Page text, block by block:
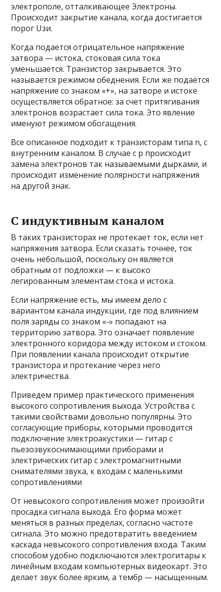
электрополе, отталкивающее Электроны.
Происходит закрытие канала, когда достигается
порог Uзи.
Когда подается отрицательное напряжение
затвора — истока, стоковая сила тока
уменьшается. Транзистор закрывается. Это
называется режимом обеднения. Если же подаётся
напряжение со знаком «+», на затворе и истоке
осуществляется обратное: за счет притягивания
электронов возрастает сила тока. Это явление
именуют режимом обогащения.
Все описанное подходит к транзисторам типа n, с
внутренним каналом. В случае с p происходит
замена электронов так называемыми дырками, и
происходит изменение полярности напряжения
на другой знак.
С индуктивным каналом
В таких транзисторах не протекает ток, если нет
напряжения затвора. Если сказать точнее, ток
очень небольшой, поскольку он является
обратным от подложки — к высоко
легированным элементам стока и истока.
Если напряжение есть, мы имеем дело с
вариантом канала индукции, где под влиянием
поля заряды со знаком «-» попадают на
территорию затвора. Это означает появление
электронного коридора между истоком и стоком.
При появлении канала происходит открытие
транзистора и протекание через него
электричества.
Приведем пример практического применения
высокого сопротивления выхода. Устройства с
такими свойствами довольно популярны. Это
согласующие приборы, которыми проводится
подключение электроакустики — гитар с
пьезозвукоснимающими приборами и
электрических гитар с электромагнитными
снимателями звука, к входам с маленькими
сопротивлениями
От невысокого сопротивления может произойти
просадка сигнала выхода. Его форма может
меняться в разных пределах, согласно частоте
сигнала. Это можно предотвратить введением
каскада невысокого сопротивления входа. Таким
способом удобно подключаются электрогитары к
линейным входам компьютерных видеокарт. Это
делает звук более ярким, а тембр — насыщенным.